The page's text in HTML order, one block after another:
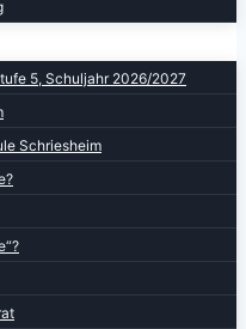
5, Schuljahr 2026/2027
Schriesheim